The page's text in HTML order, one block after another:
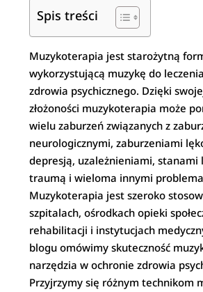
Spis treści
Muzykoterapia jest starożytną
wykorzystującą muzykę do
zdrowia psychicznego. Dzięki
złożoności muzykoterapia może
wielu zaburzeń związanych z
neurologicznymi, zaburzeniami
depresją, uzależnieniami, stanami
traumą i wieloma innymi
Muzykoterapia jest szeroko
szpitalach, ośrodkach opieki
rehabilitacji i instytucjach
blogu omówimy skuteczność
narzędzia w ochronie zdrowia
Przyjrzymy się różnym technikom